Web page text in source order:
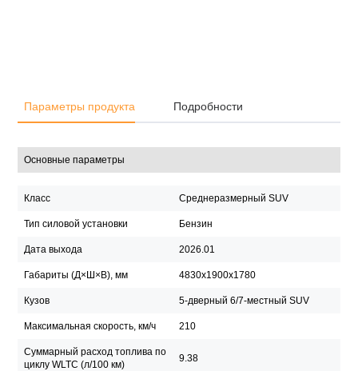
Основные параметры
Класс Среднеразмерный SUV
Тип силовой установки Бензин
Дата выхода 2026.01
Габариты (Д×Ш×В), мм 4830x1900x1780
Кузов 5-дверный 6/7-местный SUV
Максимальная скорость, км/ч 210
Суммарный расход топлива по
циклу WLTC (л/100 км)
9.38
Параметры продукта Подробности